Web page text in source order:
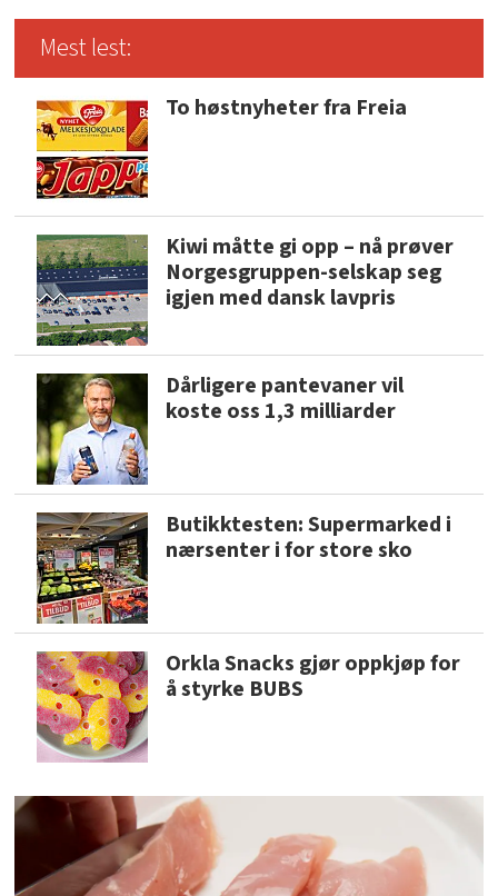
Mest lest:
To høstnyheter fra Freia
Kiwi måtte gi opp – nå prøver
Norgesgruppen-selskap seg
igjen med dansk lavpris
Dårligere pantevaner vil
koste oss 1,3 milliarder
Butikktesten: Supermarked i
nærsenter i for store sko
Orkla Snacks gjør oppkjøp for
å styrke BUBS